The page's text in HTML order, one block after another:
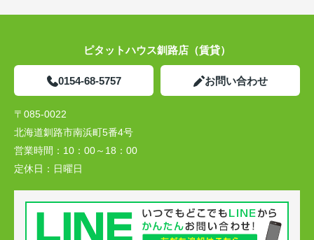
ピタットハウス釧路店（賃貸）
0154-68-5757 お問い合わせ
〒085-0022
北海道釧路市南浜町5番4号
営業時間： 10：00～18：00
定休日： 日曜日